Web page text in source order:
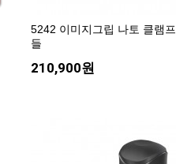
5242 이미지그립 나토 클램
들
210,900원